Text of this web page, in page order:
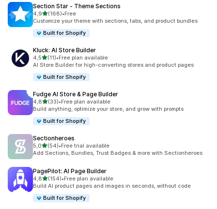
Section Star ‑ Theme Sections
4,9stelle su 5
(168)
168 recensioni totali
•Free
Customize your theme with sections, tabs, and product bundles
Built for Shopify
Kluck: AI Store Builder
4,5stelle su 5
(11)
11 recensioni totali
•Free plan available
AI Store Builder for high-converting stores and product pages
Built for Shopify
Fudge AI Store & Page Builder
4,8stelle su 5
(33)
33 recensioni totali
•Free plan available
Build anything, optimize your store, and grow with prompts
Built for Shopify
Sectionheroes
5,0stelle su 5
(54)
54 recensioni totali
•Free trial available
Add Sections, Bundles, Trust Badges & more with Sectionheroes
PagePilot: AI Page Builder
4,8stelle su 5
(154)
154 recensioni totali
•Free plan available
Build AI product pages and images in seconds, without code
Built for Shopify